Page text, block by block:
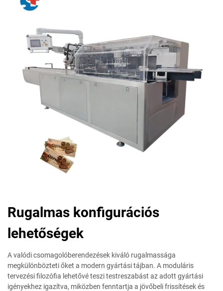
Rugalmas konfigurációs
lehetőségek
A valódi csomagolóberendezések kiváló rugalmassága
megkülönbözteti őket a modern gyártási tájban. A moduláris
tervezési filozófia lehetővé teszi testreszabást az adott gyártási
igényekhez igazítva, miközben fenntartja a jövőbeli frissítések és